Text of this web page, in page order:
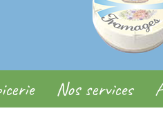
Nos services